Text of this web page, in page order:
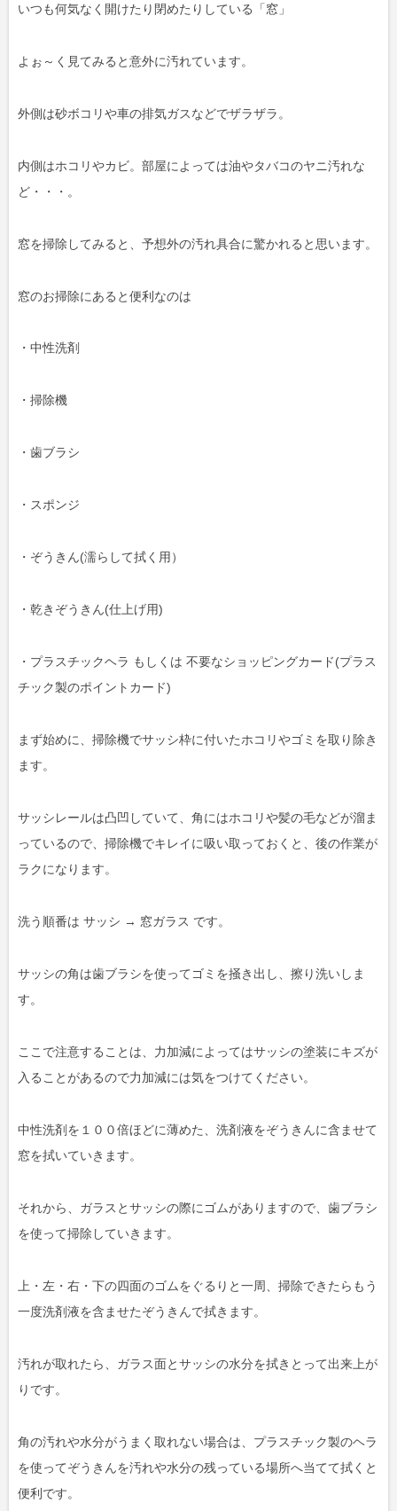
いつも何気なく開けたり閉めたりしている「窓」
よぉ～く見てみると意外に汚れています。
外側は砂ボコリや車の排気ガスなどでザラザラ。
内側はホコリやカビ。部屋によっては油やタバコのヤニ汚れな
ど・・・。
窓を掃除してみると、予想外の汚れ具合に驚かれると思います。
窓のお掃除にあると便利なのは
・中性洗剤
・掃除機
・歯ブラシ
・スポンジ
・ぞうきん(濡らして拭く用）
・乾きぞうきん(仕上げ用)
・プラスチックヘラ もしくは 不要なショッピングカード(プラス
チック製のポイントカード)
まず始めに、掃除機でサッシ枠に付いたホコリやゴミを取り除き
ます。
サッシレールは凸凹していて、角にはホコリや髪の毛などが溜ま
っているので、掃除機でキレイに吸い取っておくと、後の作業が
ラクになります。
洗う順番は サッシ → 窓ガラス です。
サッシの角は歯ブラシを使ってゴミを掻き出し、擦り洗いしま
す。
ここで注意することは、力加減によってはサッシの塗装にキズが
入ることがあるので力加減には気をつけてください。
中性洗剤を１００倍ほどに薄めた、洗剤液をぞうきんに含ませて
窓を拭いていきます。
それから、ガラスとサッシの際にゴムがありますので、歯ブラシ
を使って掃除していきます。
上・左・右・下の四面のゴムをぐるりと一周、掃除できたらもう
一度洗剤液を含ませたぞうきんで拭きます。
汚れが取れたら、ガラス面とサッシの水分を拭きとって出来上が
りです。
角の汚れや水分がうまく取れない場合は、プラスチック製のヘラ
を使ってぞうきんを汚れや水分の残っている場所へ当てて拭くと
便利です。